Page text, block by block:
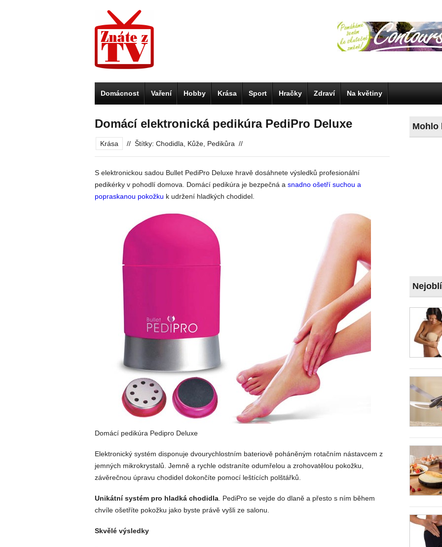
Domácnost Vaření Hobby Krása Sport Hračky Zdraví Na květiny
Domácí elektronická pedikúra PediPro Deluxe
Krása // Štítky: Chodidla Kůže Pedikůra //
S elektronickou sadou Bullet PediPro Deluxe hravě dosáhnete výsledků profesionální
pedikérky v pohodlí domova. Domácí pedikúra je bezpečná a snadno ošetří suchou a
popraskanou pokožku k udržení hladkých chodidel.
Domácí pedikúra Pedipro Deluxe
Elektronický systém disponuje dvourychlostním bateriově poháněným rotačním nástavcem z
jemných mikrokrystalů. Jemně a rychle odstraníte odumřelou a zrohovatělou pokožku,
závěrečnou úpravu chodidel dokončíte pomocí leštících polštářků.
Unikátní systém pro hladká chodidla . PediPro se vejde do dlaně a přesto s ním během
chvíle ošetříte pokožku jako byste právě vyšli ze salonu.
Skvělé výsledky
Mohlo